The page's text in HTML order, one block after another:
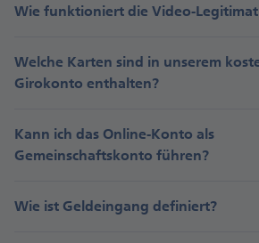
Wie funktioniert die Video-
Welche Karten sind in unserem
Girokonto enthalten?
Kann ich das Online-Konto als
Gemeinschaftskonto führen?
Wie ist Geldeingang definiert?